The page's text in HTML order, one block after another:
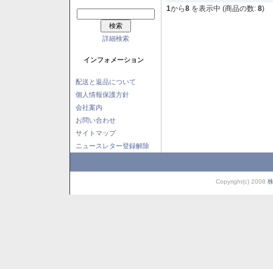
詳細検索
インフォメーション
配送と返品について
個人情報保護方針
会社案内
お問い合わせ
サイトマップ
ニュースレター登録解除
1から8 を表示中 (商品の数: 8)
Copyright(c) 2008